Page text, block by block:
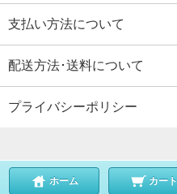
支払い方法について
配送方法･送料について
プライバシーポリシー
ホーム カート